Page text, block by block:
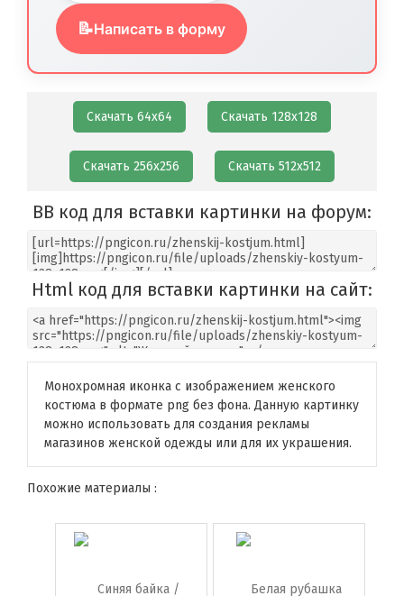
📝Написать в форму
Скачать 64х64 Скачать 128х128
Скачать 256х256 Скачать 512х512
BB код для вставки картинки на форум:
Html код для вставки картинки на сайт:
Монохромная иконка с изображением женского
костюма в формате png без фона. Данную картинку
можно использовать для создания рекламы
магазинов женской одежды или для их украшения.
Похожие материалы :